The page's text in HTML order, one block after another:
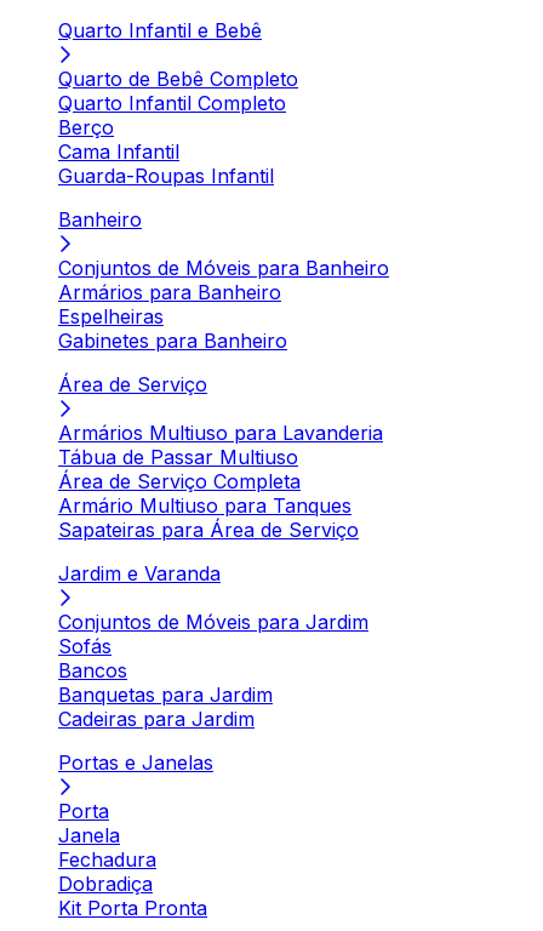
Quarto Infantil e Bebê
Quarto de Bebê Completo
Quarto Infantil Completo
Berço
Cama Infantil
Guarda-Roupas Infantil
Banheiro
Conjuntos de Móveis para Banheiro
Armários para Banheiro
Espelheiras
Gabinetes para Banheiro
Área de Serviço
Armários Multiuso para Lavanderia
Tábua de Passar Multiuso
Área de Serviço Completa
Armário Multiuso para Tanques
Sapateiras para Área de Serviço
Jardim e Varanda
Conjuntos de Móveis para Jardim
Sofás
Bancos
Banquetas para Jardim
Cadeiras para Jardim
Portas e Janelas
Porta
Janela
Fechadura
Dobradiça
Kit Porta Pronta